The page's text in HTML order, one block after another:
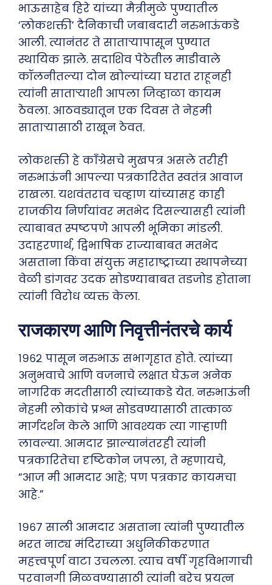
भाऊसाहेब हिरे यांच्या मैत्रीमुळे पुण्यातील
‘लोकशक्ती’ दैनिकाची जबाबदारी नरुभाऊंकडे
आली. त्यानंतर ते साताऱ्यापासून पुण्यात
स्थायिक झाले. सदाशिव पेठेतील माडीवाले
कॉलनीतल्या दोन खोल्यांच्या घरात राहूनही
त्यांनी साताऱ्याशी आपला जिव्हाळा कायम
ठेवला. आठवड्यातून एक दिवस ते नेहमी
साताऱ्यासाठी राखून ठेवत.
लोकशक्ती हे काँग्रेसचे मुखपत्र असले तरीही
नरुभाऊंनी आपल्या पत्रकारितेत स्वतंत्र आवाज
राखला. यशवंतराव चव्हाण यांच्यासह काही
राजकीय निर्णयांवर मतभेद दिसल्यासही त्यांनी
त्याबाबत स्पष्टपणे आपली भूमिका मांडली.
उदाहरणार्थ, द्विभाषिक राज्याबाबत मतभेद
असताना किंवा संयुक्त महाराष्ट्राच्या स्थापनेच्या
वेळी डांगवर उदक सोडण्याबाबत तडजोड होताना
त्यांनी विरोध व्यक्त केला.
राजकारण आणि निवृत्तीनंतरचे कार्य
१९६२ पासून नरुभाऊ सभागृहात होते. त्यांच्या
अनुभवाचे आणि वजनाचे लक्षात घेऊन अनेक
नागरिक मदतीसाठी त्यांच्याकडे येत. नरुभाऊंनी
नेहमी लोकांचे प्रश्न सोडवण्यासाठी तात्काळ
मार्गदर्शन केले आणि आवश्यक त्या गाऱ्हाणी
लावल्या. आमदार झाल्यानंतरही त्यांनी
पत्रकारितेचा दृष्टिकोन जपला, ते म्हणायचे,
“आज मी आमदार आहे; पण पत्रकार कायमचा
आहे.”
१९६७ साली आमदार असताना त्यांनी पुण्यातील
भरत नाट्य मंदिराच्या अधुनिकीकरणात
महत्त्वपूर्ण वाटा उचलला. त्याच वर्षी गृहविभागाची
परवानगी मिळवण्यासाठी त्यांनी बरेच प्रयत्न